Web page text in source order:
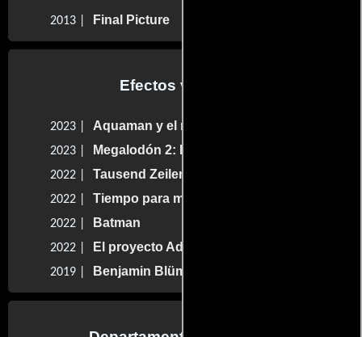
2013 | Final Picture
Efectos visuales
2023 | Aquaman y el reino perdido
2023 | Megalodón 2: El gran abismo
2022 | Tausend Zeilen
2022 | Tiempo para mí
2022 | Batman
2022 | El proyecto Adam
2019 | Benjamin Blümchen